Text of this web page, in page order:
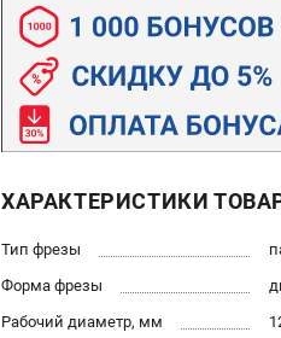
ХАРАКТЕРИСТИКИ
Тип фрезы
Форма фрезы
Рабочий диаметр, мм